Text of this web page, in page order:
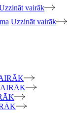
vairāk
Uzzināt vairāk